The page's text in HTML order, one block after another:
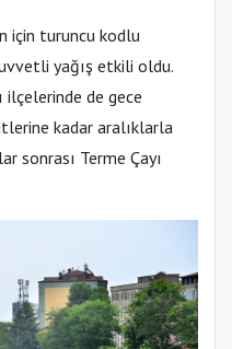
için turuncu kodlu
yağış etkili oldu.
ilçelerinde de gece
kadar aralıklarla
sonrası Terme Çayı